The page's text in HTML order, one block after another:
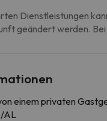
Dienstleistungen
geändert werden.
einem privaten
AL